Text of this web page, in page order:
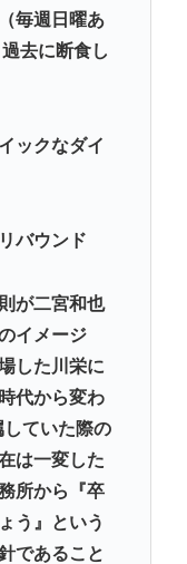
ん、お盆を直撃
で死亡 スポーツ
www
にたくならん
モデル3なら300
外出られない」
焼から約1年
毎週日曜あ
去に断食し
ックなダイ
バウンド
が二宮和也
イメージ
した川栄に
代から変わ
ていた際の
は一変した
所から『卒
う』という
であること